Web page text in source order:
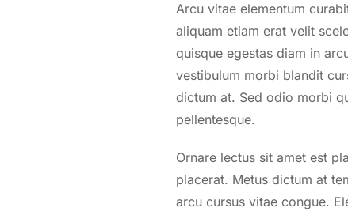
Arcu vitae elementum
aliquam etiam erat velit
quisque egestas diam in
vestibulum morbi blandit
dictum at. Sed odio morbi
pellentesque.
Ornare lectus sit amet est
placerat. Metus dictum at
arcu cursus vitae congue.